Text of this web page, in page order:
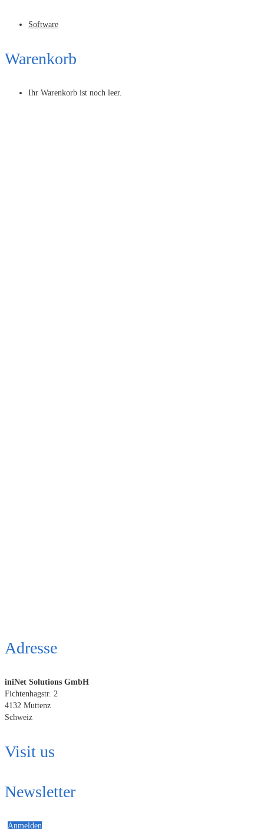
Software
Warenkorb
Ihr Warenkorb ist noch leer.
Adresse
iniNet Solutions GmbH
Fichtenhagstr. 2
4132 Muttenz
Schweiz
Visit us
Newsletter
Anmelden